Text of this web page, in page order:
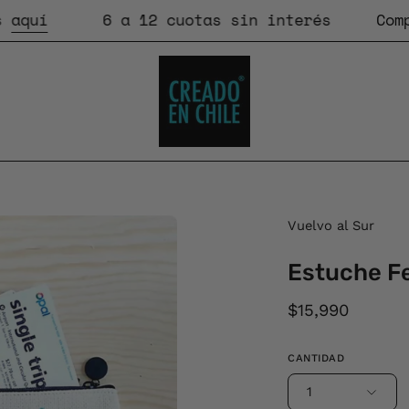
6 a 12 cuotas sin interés
Vuelvo al Sur
Estuche
$15,990
CANTIDAD
1